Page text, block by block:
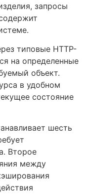
запросы
типовые HTTP-
на определенные
объект.
в удобном
состояние
шесть
Второе
между